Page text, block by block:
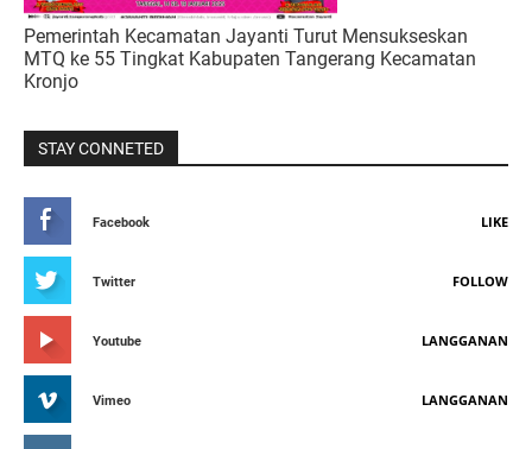
Pemerintah Kecamatan Jayanti Turut Mensukseskan
MTQ ke 55 Tingkat Kabupaten Tangerang Kecamatan
Kronjo
STAY CONNETED
Facebook LIKE
Twitter FOLLOW
Youtube LANGGANAN
Vimeo LANGGANAN